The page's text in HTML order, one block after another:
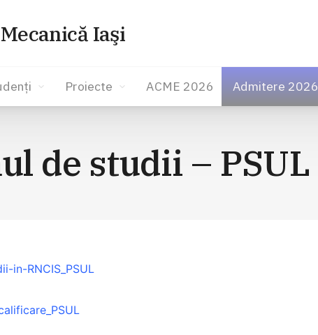
Iaşi
Proiecte ACME 2026 Admitere 2026
de studii – PSUL
in-RNCIS_PSUL